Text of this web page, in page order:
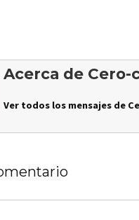
Acerca de Cero-
Ver todos los mensajes de